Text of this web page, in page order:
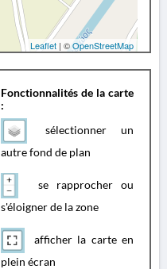
Leaflet | ©OpenStreetMap
Fonctionnalités de la carte
:
sélectionner un
autre fond de plan
se rapprocher ou
s'éloigner de la zone
afficher la carte en
plein écran